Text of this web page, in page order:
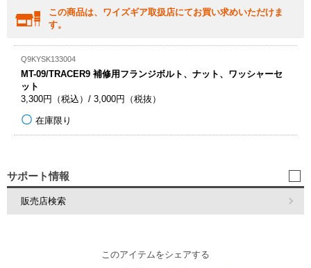
この商品は、ワイズギア取扱店にてお買い求めいただけま
す。
Q9KYSK133004
MT-09/TRACER9 補修用フランジボルト、ナット、ワッシャーセ
ット
3,300円（税込）/ 3,000円（税抜）
在庫限り
サポート情報
販売店検索
このアイテムをシェアする